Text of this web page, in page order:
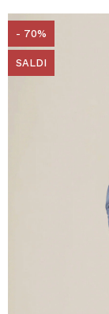
- 70%
SALDI